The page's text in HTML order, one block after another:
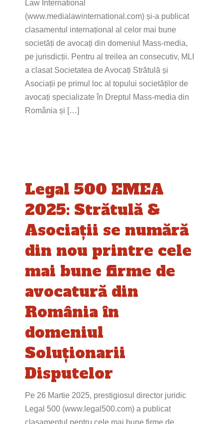
Law International
(www.medialawinternational.com) și-a publicat
clasamentul internațional al celor mai bune
societăți de avocați din domeniul Mass-media,
pe jurisdicții. Pentru al treilea an consecutiv, MLI
a clasat Societatea de Avocați Strătulă și
Asociații pe primul loc al topului societăților de
avocați specializate în Dreptul Mass-media din
România și […]
Legal 500 EMEA
2025: Strătulă &
Asociații se numără
din nou printre cele
mai bune firme de
avocatură din
România în
domeniul
Soluționarii
Disputelor
Pe 26 Martie 2025, prestigiosul director juridic
Legal 500 (www.legal500.com) a publicat
clasamentul pentru cele mai bune firme de